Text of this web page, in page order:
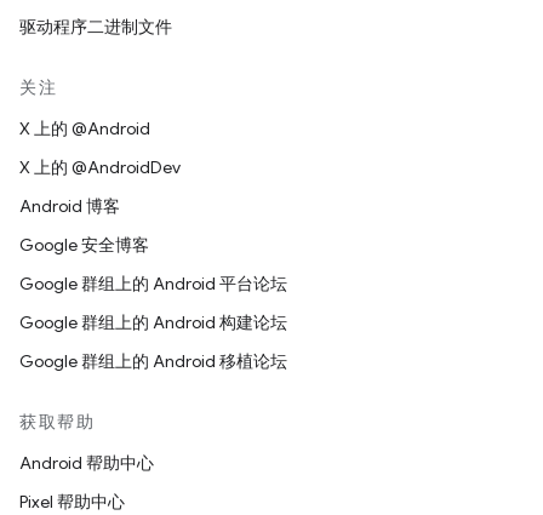
驱动程序二进制文件
关注
X 上的 @Android
X 上的 @AndroidDev
Android 博客
Google 安全博客
Google 群组上的 Android 平台论坛
Google 群组上的 Android 构建论坛
Google 群组上的 Android 移植论坛
获取帮助
Android 帮助中心
Pixel 帮助中心